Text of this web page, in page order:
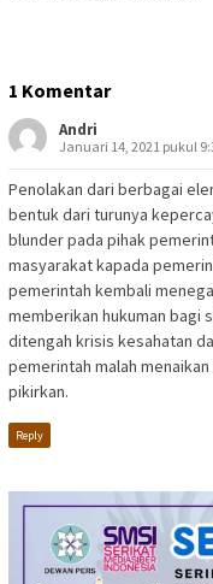
1 Komentar
Andri
Januari 14, 2021 pukul
Penolakan dari berbagai
bentuk dari turunya
blunder pada pihak
masyarakat kapada
pemerintah kembali
memberikan hukuman bagi
ditengah krisis kesahatan
pemerintah malah
pikirkan.
Reply